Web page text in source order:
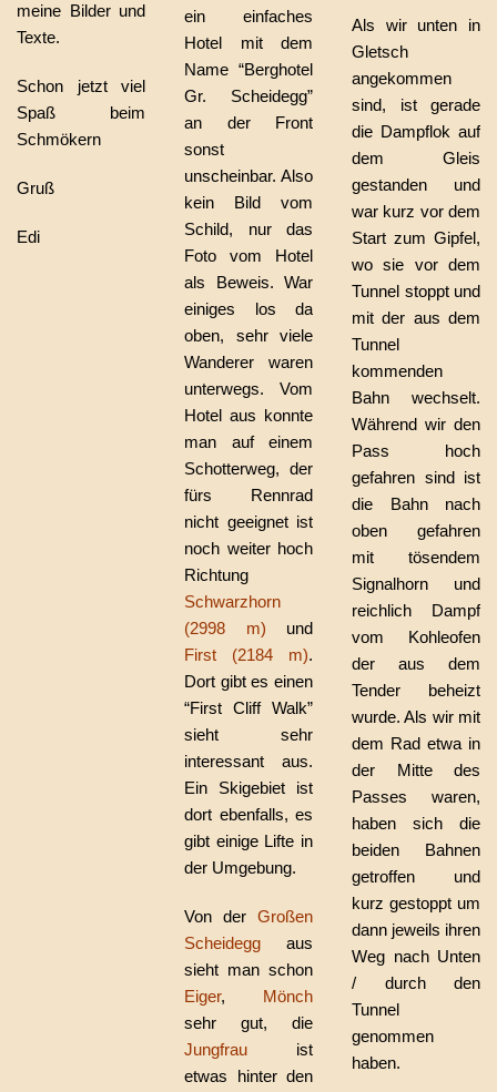
meine Bilder und
Texte.
Schon jetzt viel
Spaß beim
Schmökern
Gruß
Edi
ein einfaches
Hotel mit dem
Name “Berghotel
Gr. Scheidegg”
an der Front
sonst
unscheinbar. Also
kein Bild vom
Schild, nur das
Foto vom Hotel
als Beweis. War
einiges los da
oben, sehr viele
Wanderer waren
unterwegs. Vom
Hotel aus konnte
man auf einem
Schotterweg, der
fürs Rennrad
nicht geeignet ist
noch weiter hoch
Richtung
Schwarzhorn
(2998 m) und
First (2184 m).
Dort gibt es einen
“First Cliff Walk”
sieht sehr
interessant aus.
Ein Skigebiet ist
dort ebenfalls, es
gibt einige Lifte in
der Umgebung.
Von der Großen
Scheidegg aus
sieht man schon
Eiger, Mönch
sehr gut, die
Jungfrau ist
etwas hinter den
Als wir unten in
Gletsch
angekommen
sind, ist gerade
die Dampflok auf
dem Gleis
gestanden und
war kurz vor dem
Start zum Gipfel,
wo sie vor dem
Tunnel stoppt und
mit der aus dem
Tunnel
kommenden
Bahn wechselt.
Während wir den
Pass hoch
gefahren sind ist
die Bahn nach
oben gefahren
mit tösendem
Signalhorn und
reichlich Dampf
vom Kohleofen
der aus dem
Tender beheizt
wurde. Als wir mit
dem Rad etwa in
der Mitte des
Passes waren,
haben sich die
beiden Bahnen
getroffen und
kurz gestoppt um
dann jeweils ihren
Weg nach Unten
/ durch den
Tunnel
genommen
haben.